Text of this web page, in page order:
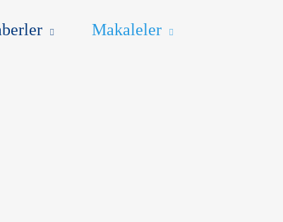
ENG
Makaleler